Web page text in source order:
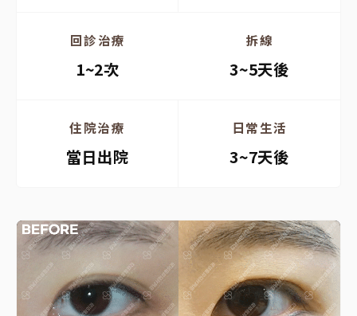
回診治療
1~2次
拆線
3~5天後
住院治療
當日出院
日常生活
3~7天後